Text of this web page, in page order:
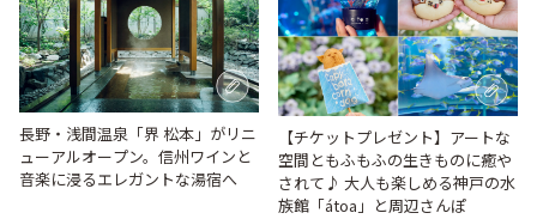
長野・浅間温泉「界 松本」がリニ
ューアルオープン。信州ワインと
音楽に浸るエレガントな湯宿へ
【チケットプレゼント】アートな
空間ともふもふの生きものに癒や
されて♪ 大人も楽しめる神戸の水
族館「átoa」と周辺さんぽ